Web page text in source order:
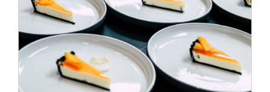
ADD TO CART DETALLES